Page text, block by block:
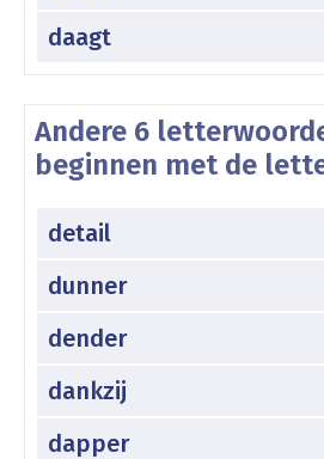
daagt
Andere 6
beginnen met de
detail
dunner
dender
dankzij
dapper